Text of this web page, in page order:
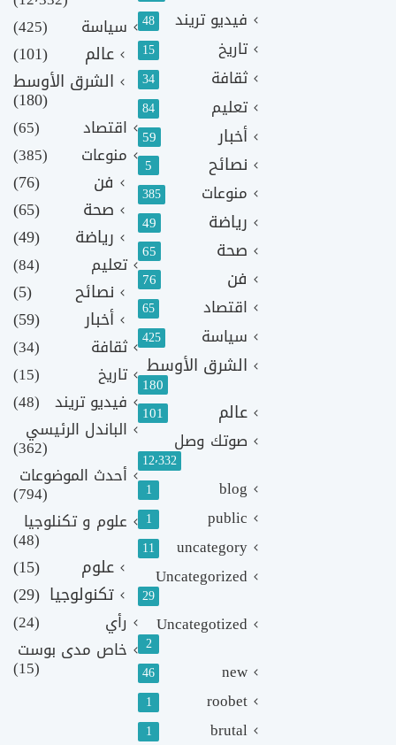
فيديو تريند 48
تاريخ 15
ثقافة 34
تعليم 84
أخبار 59
نصائح 5
منوعات 385
رياضة 49
صحة 65
فن 76
اقتصاد 65
سياسة 425
الشرق الأوسط
180
عالم 101
صوتك وصل
12٬332
blog
1
public
1
uncategory
11
Uncategorized
29
Uncategotized
2
new
46
roobet
1
brutal
1
سياسة
(425)
عالم
(101)
الشرق الأوسط
(180)
اقتصاد
(65)
منوعات
(385)
فن
(76)
صحة
(65)
رياضة
(49)
تعليم (84)
نصائح
(5)
أخبار
(59)
ثقافة
(34)
تاريخ
(15)
فيديو تريند (48)
الباندل الرئيسي
(362)
أحدث الموضوعات
(794)
علوم و تكنلوجيا
(48)
علوم
(15)
تكنولوجيا (29)
رأي
(24)
خاص مدى بوست
(15)